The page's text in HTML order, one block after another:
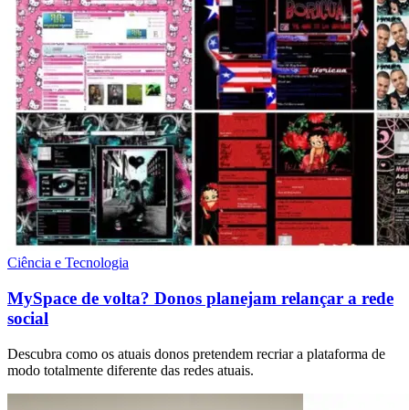
Ciência e Tecnologia
MySpace de volta? Donos planejam relançar a rede
social
Descubra como os atuais donos pretendem recriar a plataforma de
modo totalmente diferente das redes atuais.